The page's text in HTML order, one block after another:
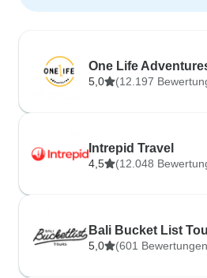
One Life
5,0 (12.197
Intrepid Travel
4,5 (12.048
Bali Bucket List
5,0 (601